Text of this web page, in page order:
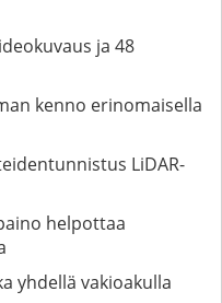
ja 48
kenno erinomaisella
LiDAR-
helpottaa
yhdellä vakioakulla